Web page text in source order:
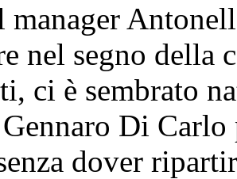
manager
nel segno della
ci è sembrato
Di
dover